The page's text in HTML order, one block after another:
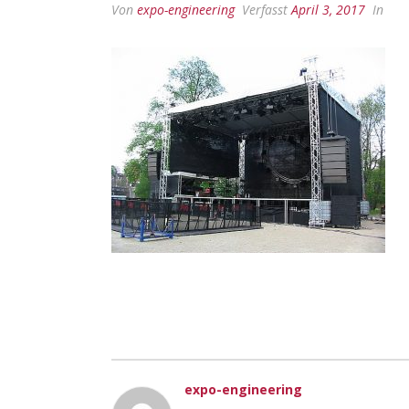
Von expo-engineering VerfasstApril 3, 2017 In
expo-engineering